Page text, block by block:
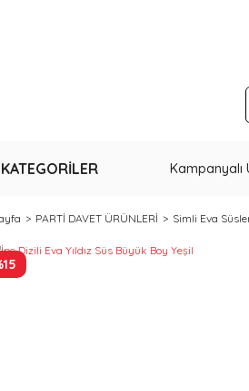
KATEGORİLER Kampanyalı
PARTİ DAVET ÜRÜNLERİ Simli Eva